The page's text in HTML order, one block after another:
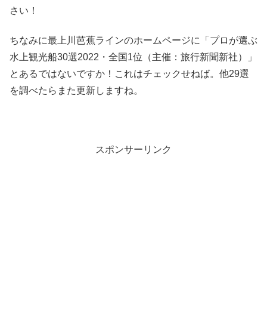
さい！
ちなみに最上川芭蕉ラインのホームページに「プロが選ぶ
水上観光船30選2022・全国1位（主催：旅行新聞新社）」
とあるではないですか！これはチェックせねば。他29選
を調べたらまた更新しますね。
スポンサーリンク